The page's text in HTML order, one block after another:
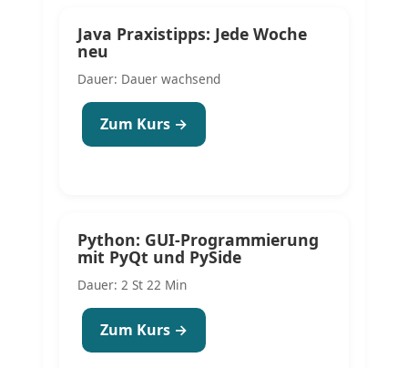
Java Praxistipps: Jede Woche
neu
Dauer: Dauer wachsend
Zum Kurs →
Python: GUI-Programmierung
mit PyQt und PySide
Dauer: 2 St 22 Min
Zum Kurs →